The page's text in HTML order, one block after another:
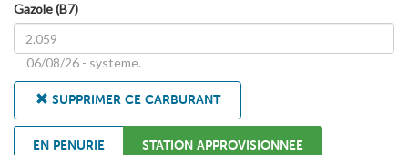
Gazole (B7)
06/08/26 - systeme.
SUPPRIMER CE CARBURANT
EN PENURIE STATION APPROVISIONNEE